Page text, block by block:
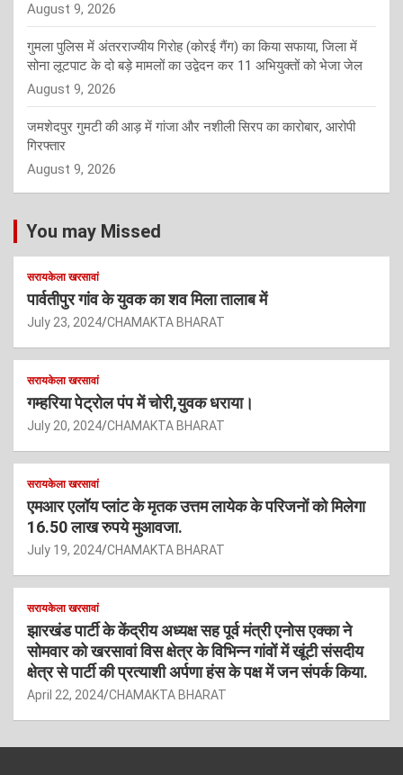
August 9, 2026
गुमला पुलिस में अंतरराज्यीय गिरोह (कोरई गैंग) का किया सफाया, जिला में
सोना लूटपाट के दो बड़े मामलों का उद्वेदन कर 11 अभियुक्तों को भेजा जेल
August 9, 2026
जमशेदपुर गुमटी की आड़ में गांजा और नशीली सिरप का कारोबार, आरोपी
गिरफ्तार
August 9, 2026
You may Missed
सरायकेला खरसावां
पार्वतीपुर गांव के युवक का शव मिला तालाब में
July 23, 2024 CHAMAKTA BHARAT
सरायकेला खरसावां
गम्हरिया पेट्रोल पंप में चोरी,युवक धराया।
July 20, 2024 CHAMAKTA BHARAT
सरायकेला खरसावां
एमआर एलॉय प्लांट के मृतक उत्तम लायेक के परिजनों को मिलेगा
16.50 लाख रुपये मुआवजा.
July 19, 2024 CHAMAKTA BHARAT
सरायकेला खरसावां
झारखंड पार्टी के केंद्रीय अध्यक्ष सह पूर्व मंत्री एनोस एक्का ने
सोमवार को खरसावां विस क्षेत्र के विभिन्न गांवों में खूंटी संसदीय
क्षेत्र से पार्टी की प्रत्याशी अर्पणा हंस के पक्ष में जन संपर्क किया.
April 22, 2024 CHAMAKTA BHARAT